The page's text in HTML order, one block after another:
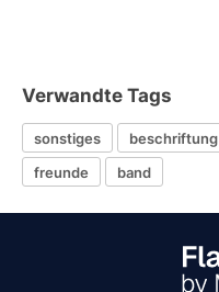
Verwandte Tags
sonstiges beschriftung
freunde
band